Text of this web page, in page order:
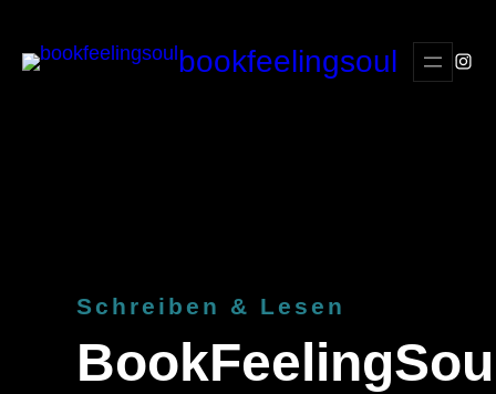
Inhalt
bookfeelingsoul
Schreiben & Lesen